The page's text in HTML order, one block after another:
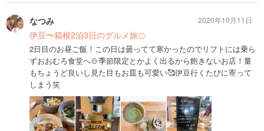
なつみ
伊豆〜箱根2泊3日のグルメ旅🍊
2日目のお昼ご飯！この日は曇ってて寒かったのでリフトには乗ら
ずおおむろ食堂へ🍲季節限定とかよく出るから飽きないお店！量
もちょうど良いし見た目もお皿も可愛い🥰伊豆行くたびに寄って
しまう笑
2020年10月11日